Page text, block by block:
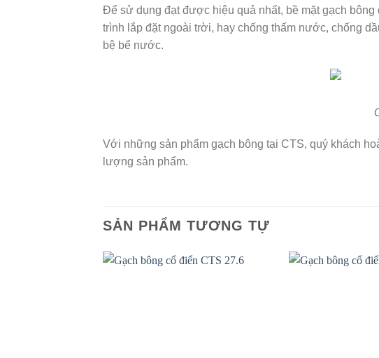
Để sử dụng đạt được hiệu quả nhất, bề mặt gạch
trình lắp đặt ngoài trời, hay chống thấm nước, chống
bệ bể nước.
Với những sản phẩm gạch bông tại CTS, quý khách
lượng sản phẩm.
SẢN PHẨM TƯƠNG TỰ